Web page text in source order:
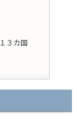
３カ国